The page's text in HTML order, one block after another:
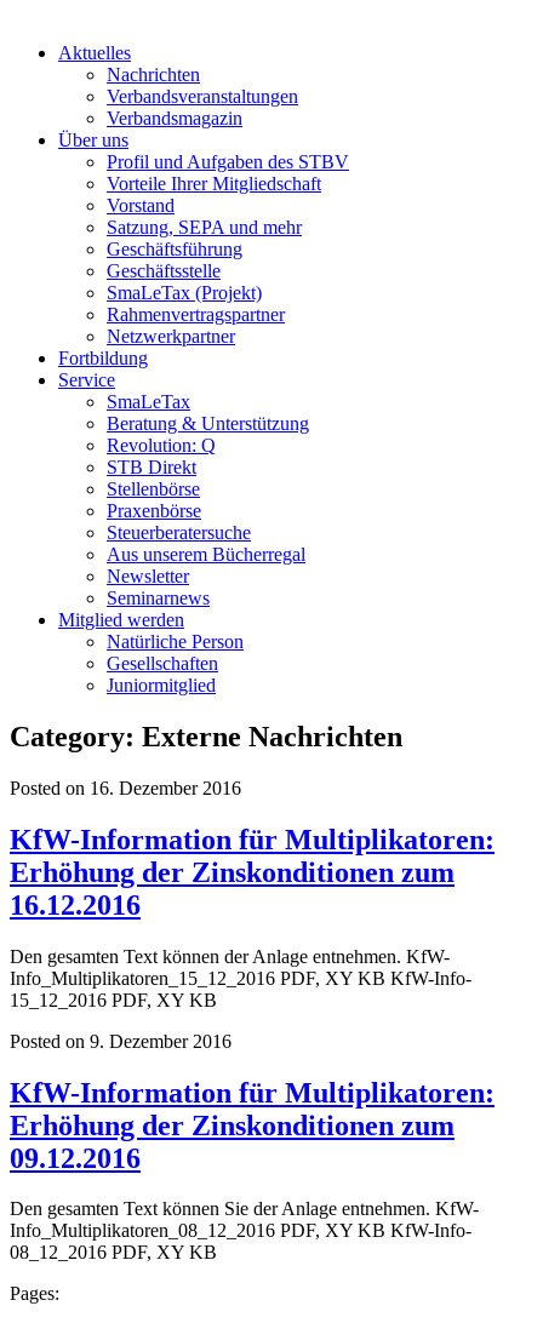
Aktuelles
Nachrichten
Verbandsveranstaltungen
Verbandsmagazin
Über uns
Profil und Aufgaben des STBV
Vorteile Ihrer Mitgliedschaft
Vorstand
Satzung, SEPA und mehr
Geschäftsführung
Geschäftsstelle
SmaLeTax (Projekt)
Rahmenvertragspartner
Netzwerkpartner
Fortbildung
Service
SmaLeTax
Beratung & Unterstützung
Revolution: Q
STB Direkt
Stellenbörse
Praxenbörse
Steuerberatersuche
Aus unserem Bücherregal
Newsletter
Seminarnews
Mitglied werden
Natürliche Person
Gesellschaften
Juniormitglied
Category: Externe Nachrichten
Posted on 16. Dezember 2016
KfW-Information für Multiplikatoren:
Erhöhung der Zinskonditionen zum
16.12.2016
Den gesamten Text können der Anlage entnehmen. KfW-
Info_Multiplikatoren_15_12_2016 PDF, XY KB KfW-Info-
15_12_2016 PDF, XY KB
Posted on 9. Dezember 2016
KfW-Information für Multiplikatoren:
Erhöhung der Zinskonditionen zum
09.12.2016
Den gesamten Text können Sie der Anlage entnehmen. KfW-
Info_Multiplikatoren_08_12_2016 PDF, XY KB KfW-Info-
08_12_2016 PDF, XY KB
Pages: